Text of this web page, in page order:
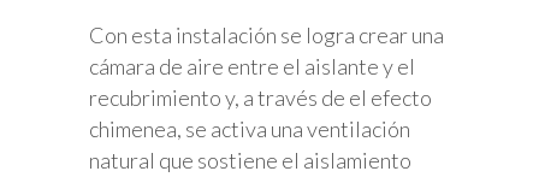
Con esta instalación se logra crear una
cámara de aire entre el aislante y el
recubrimiento y, a través de el efecto
chimenea, se activa una ventilación
natural que sostiene el aislamiento